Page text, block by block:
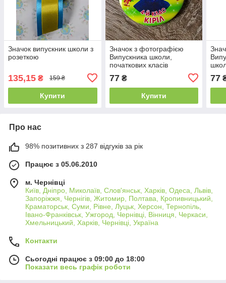
Значок випускник школи з
розеткою
135,15 ₴ 159 ₴
Купити
Значок з фотографією
Випускника школи,
початкових класів
77₴
Купити
77
Про нас
98% позитивних з 287 відгуків за рік
Працює з 05.06.2010
м. Чернівці
Київ, Дніпро, Миколаїв, Слов'янськ, Харків, Одеса, Львів,
Запоріжжя, Чернігів, Житомир, Полтава, Кропивницький,
Краматорськ, Суми, Рівне, Луцьк, Херсон, Тернопіль,
Івано-Франківськ, Ужгород, Чернівці, Вінниця, Черкаси,
Хмельницький, Харків, Чернівці, Україна
Контакти
Сьогодні працює з 09:00 до 18:00
Показати весь графік роботи